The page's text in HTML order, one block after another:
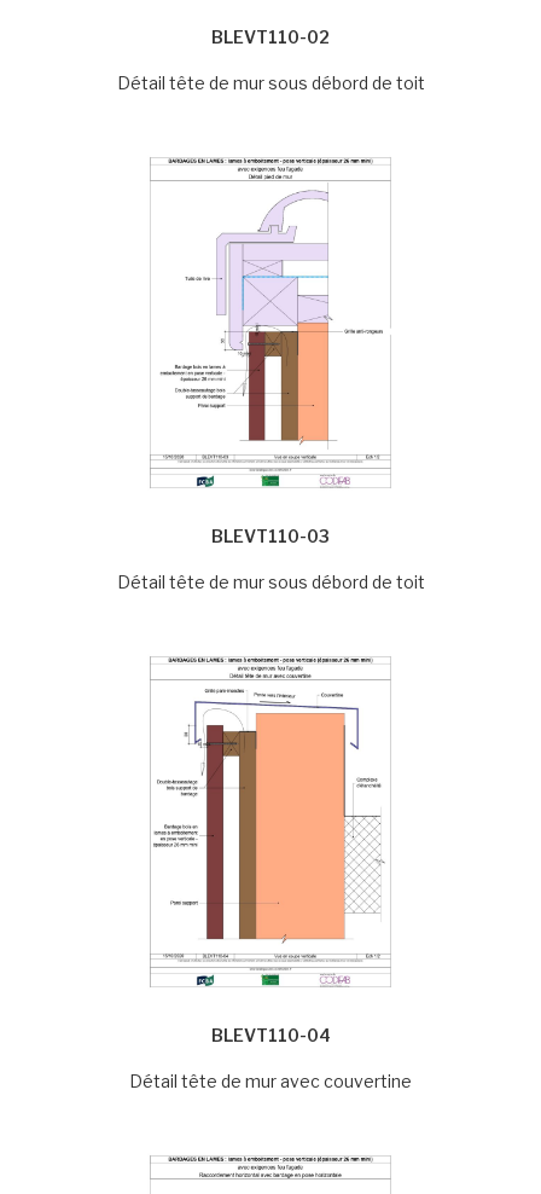
BLEVT110-02
Détail tête de mur sous débord de toit
BLEVT110-03
Détail tête de mur sous débord de toit
BLEVT110-04
Détail tête de mur avec couvertine